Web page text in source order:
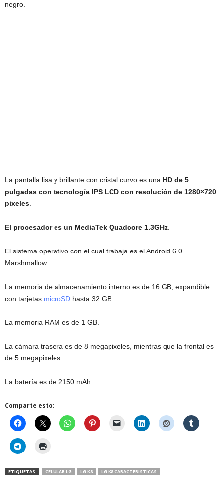
negro.
La pantalla lisa y brillante con cristal curvo es una HD de 5
pulgadas con tecnología IPS LCD con resolución de 1280×720
pixeles.
El procesador es un MediaTek Quadcore 1.3GHz.
El sistema operativo con el cual trabaja es el Android 6.0
Marshmallow.
La memoria de almacenamiento interno es de 16 GB, expandible
con tarjetas microSD hasta 32 GB.
La memoria RAM es de 1 GB.
La cámara trasera es de 8 megapixeles, mientras que la frontal es
de 5 megapixeles.
La batería es de 2150 mAh.
Comparte esto:
ETIQUETAS CELULAR LG LG K8 LG K8 CARACTERISTICAS